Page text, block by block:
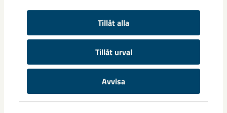
Tillåt alla
Tillåt urval
Avvisa
Relaterat innehåll